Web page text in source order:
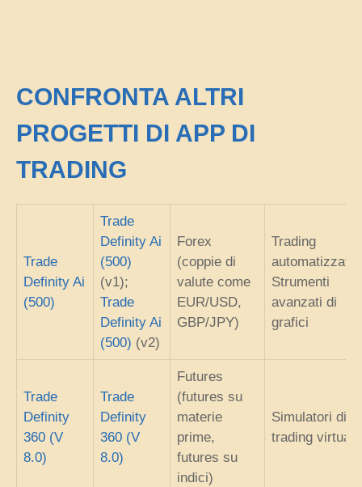
CONFRONTA ALTRI
PROGETTI DI APP DI
TRADING
Trade
Definity Ai
(500)
Trade
Definity Ai
(500)
(v1);
Trade
Definity Ai
(500) (v2)
Forex
(coppie di
valute come
EUR/USD,
GBP/JPY)
Trading
automatizzato;
Strumenti
avanzati di
grafici
Trade
Definity
360 (V
8.0)
Trade
Definity
360 (V
8.0)
Futures
(futures su
materie
prime,
futures su
indici)
Simulatori di
trading virtuali